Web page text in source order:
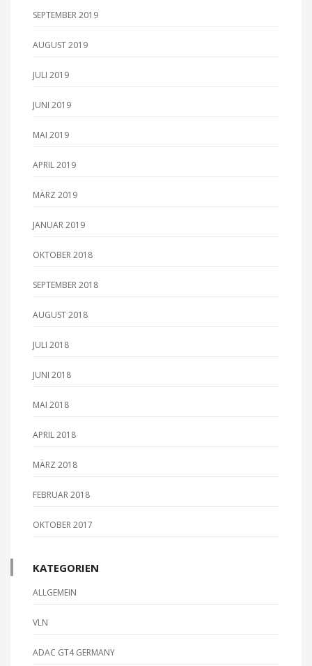
SEPTEMBER 2019
AUGUST 2019
JULI 2019
JUNI 2019
MAI 2019
APRIL 2019
MÄRZ 2019
JANUAR 2019
OKTOBER 2018
SEPTEMBER 2018
AUGUST 2018
JULI 2018
JUNI 2018
MAI 2018
APRIL 2018
MÄRZ 2018
FEBRUAR 2018
OKTOBER 2017
KATEGORIEN
ALLGEMEIN
VLN
ADAC GT4 GERMANY